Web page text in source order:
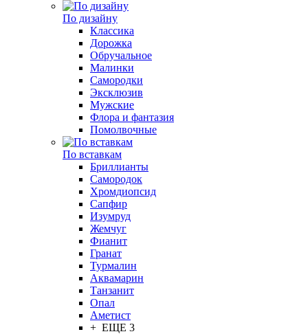
По дизайну
Классика
Дорожка
Обручальное
Малинки
Самородки
Эксклюзив
Мужские
Флора и фантазия
Помолвочные
По вставкам
Бриллианты
Самородок
Хромдиопсид
Сапфир
Изумруд
Жемчуг
Фианит
Гранат
Турмалин
Аквамарин
Танзанит
Опал
Аметист
+ ЕЩЕ 3